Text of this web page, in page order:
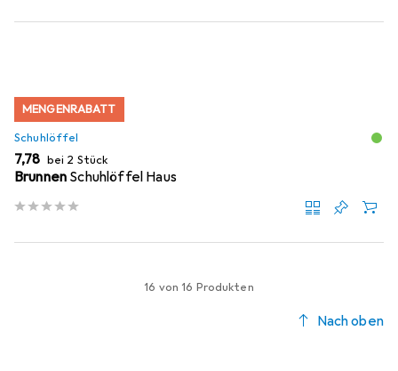
MENGENRABATT
Schuhlöffel
EUR
7,78 bei 2 Stück
Brunnen Schuhlöffel Haus
16 von 16 Produkten
Nach oben